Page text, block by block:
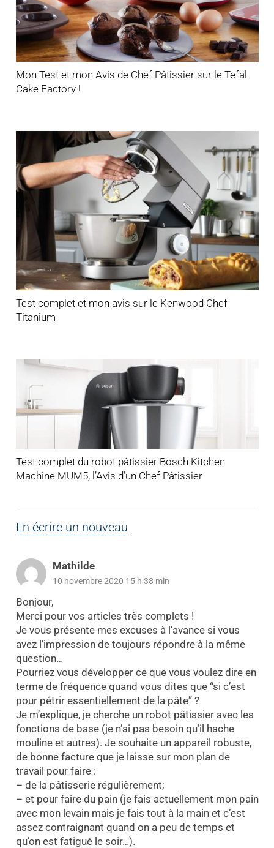
Mon Test et mon Avis de Chef Pâtissier sur le Tefal
Cake Factory !
Test complet et mon avis sur le Kenwood Chef
Titanium
Test complet du robot pâtissier Bosch Kitchen
Machine MUM5, l’Avis d’un Chef Pâtissier
En écrire un nouveau
Mathilde
10 novembre 2020 15 h 38 min
Bonjour,
Merci pour vos articles très complets !
Je vous présente mes excuses à l’avance si vous
avez l’impression de toujours répondre à la même
question…
Pourriez vous développer ce que vous voulez dire en
terme de fréquence quand vous dites que “si c’est
pour pétrir essentiellement de la pâte” ?
Je m’explique, je cherche un robot pâtissier avec les
fonctions de base (je n’ai pas besoin qu’il hache
mouline et autres). Je souhaite un appareil robuste,
de bonne facture que je laisse sur mon plan de
travail pour faire :
– de la pâtisserie régulièrement;
– et pour faire du pain (je fais actuellement mon pain
avec mon levain mais je fais tout à la main et c’est
assez contraignant quand on a peu de temps et
qu’on est fatigué le soir…).